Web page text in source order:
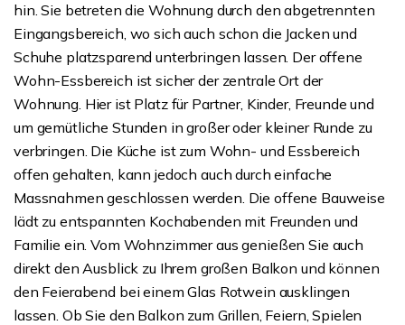
hin. Sie betreten die Wohnung durch den abgetrennten
Eingangsbereich, wo sich auch schon die Jacken und
Schuhe platzsparend unterbringen lassen. Der offene
Wohn-Essbereich ist sicher der zentrale Ort der
Wohnung. Hier ist Platz für Partner, Kinder, Freunde und
um gemütliche Stunden in großer oder kleiner Runde zu
verbringen. Die Küche ist zum Wohn- und Essbereich
offen gehalten, kann jedoch auch durch einfache
Massnahmen geschlossen werden. Die offene Bauweise
lädt zu entspannten Kochabenden mit Freunden und
Familie ein. Vom Wohnzimmer aus genießen Sie auch
direkt den Ausblick zu Ihrem großen Balkon und können
den Feierabend bei einem Glas Rotwein ausklingen
lassen. Ob Sie den Balkon zum Grillen, Feiern, Spielen